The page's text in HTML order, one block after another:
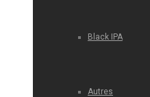
Black IPA
Autres